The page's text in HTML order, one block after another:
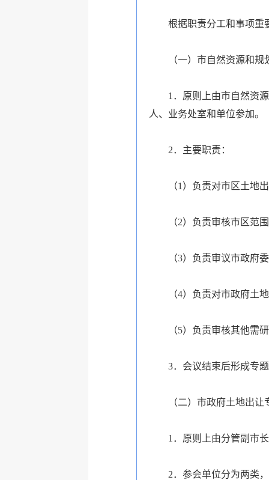
根据职责分工和事项重
（一）市自然资源和
1．原则上由市自然资
人、业务处室和单位参加。
2．主要职责：
（1）负责对市区土地
（2）负责审核市区范
（3）负责审议市政府
（4）负责对市政府土
（5）负责审核其他需
3．会议结束后形成专
（二）市政府土地出让
1．原则上由分管副市
2．参会单位分为两类